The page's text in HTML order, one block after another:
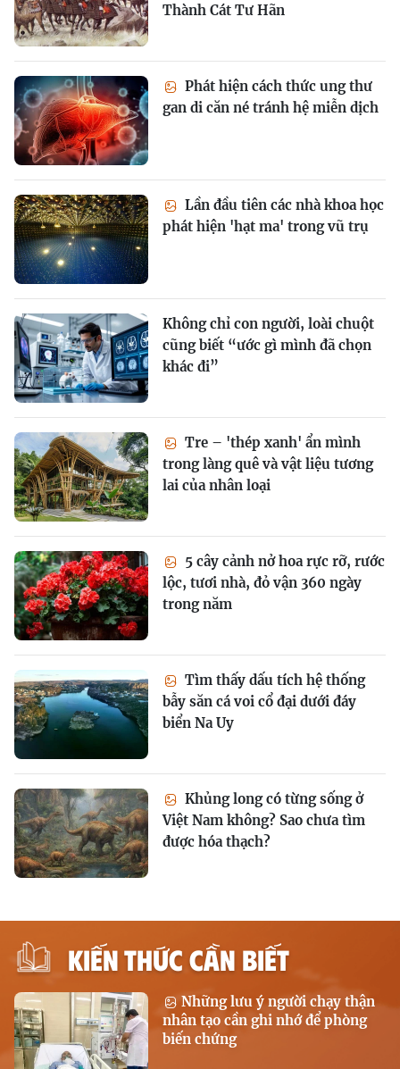
Thành Cát Tư Hãn
Phát hiện cách thức ung thư
gan di căn né tránh hệ miễn dịch
Lần đầu tiên các nhà khoa học
phát hiện 'hạt ma' trong vũ trụ
Không chỉ con người, loài chuột
cũng biết “ước gì mình đã chọn
khác đi”
Tre – 'thép xanh' ẩn mình
trong làng quê và vật liệu tương
lai của nhân loại
5 cây cảnh nở hoa rực rỡ, rước
lộc, tươi nhà, đỏ vận 360 ngày
trong năm
Tìm thấy dấu tích hệ thống
bẫy săn cá voi cổ đại dưới đáy
biển Na Uy
Khủng long có từng sống ở
Việt Nam không? Sao chưa tìm
được hóa thạch?
KIẾN THỨC CẦN BIẾT
Những lưu ý người chạy thận
nhân tạo cần ghi nhớ để phòng
biến chứng